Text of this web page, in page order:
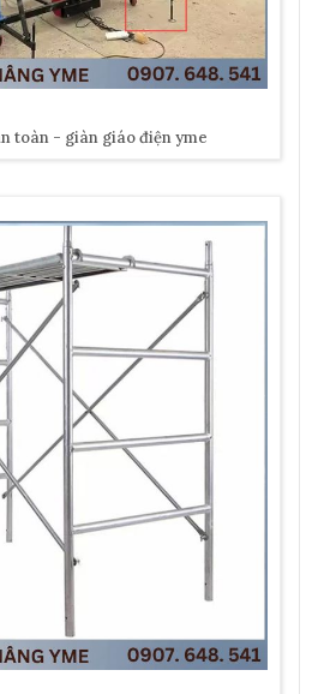
toàn - giàn giáo điện yme